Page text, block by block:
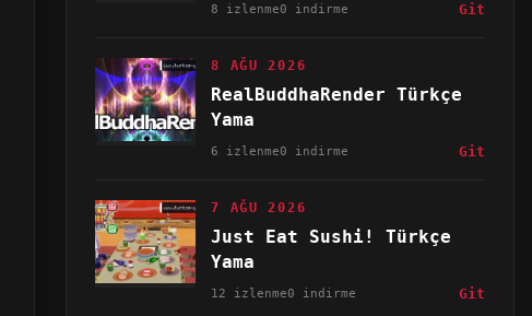
8 izlenme0 indirme Git
8 AĞU 2026
RealBuddhaRender Türkçe
Yama
6 izlenme0 indirme Git
7 AĞU 2026
Just Eat Sushi! Türkçe
Yama
12 izlenme0 indirme Git